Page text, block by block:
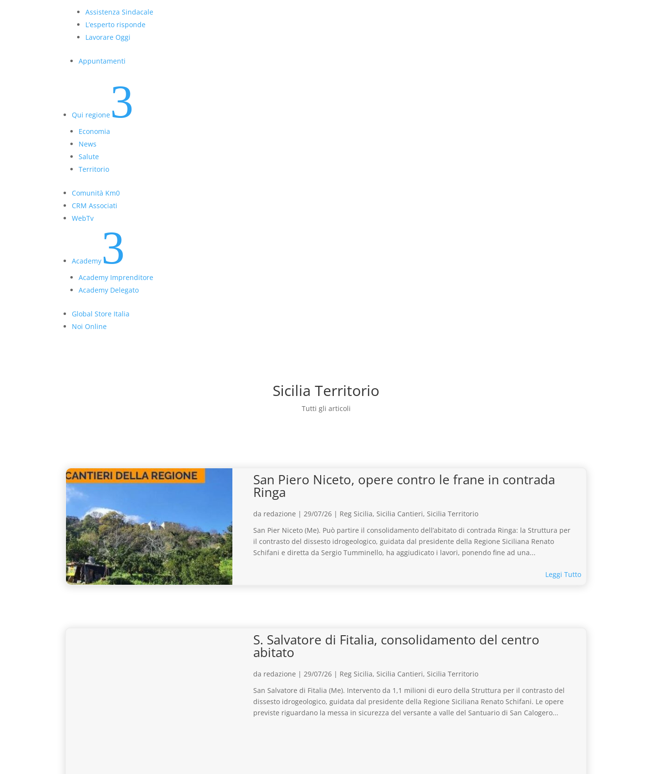
Assistenza Sindacale
L’esperto risponde
Lavorare Oggi
Appuntamenti
Qui regione 3
Economia
News
Salute
Territorio
Comunità Km0
CRM Associati
WebTv
Academy 3
Academy Imprenditore
Academy Delegato
Global Store Italia
Noi Online
Sicilia Territorio
Tutti gli articoli
San Piero Niceto, opere contro le frane in contrada
Ringa
da redazione | 29/07/26 | Reg Sicilia, Sicilia Cantieri, Sicilia Territorio
San Pier Niceto (Me). Può partire il consolidamento dell’abitato di contrada Ringa: la Struttura per
il contrasto del dissesto idrogeologico, guidata dal presidente della Regione Siciliana Renato
Schifani e diretta da Sergio Tumminello, ha aggiudicato i lavori, ponendo fine ad una...
Leggi Tutto
S. Salvatore di Fitalia, consolidamento del centro
abitato
da redazione | 29/07/26 | Reg Sicilia, Sicilia Cantieri, Sicilia Territorio
San Salvatore di Fitalia (Me). Intervento da 1,1 milioni di euro della Struttura per il contrasto del
dissesto idrogeologico, guidata dal presidente della Regione Siciliana Renato Schifani. Le opere
previste riguardano la messa in sicurezza del versante a valle del Santuario di San Calogero...